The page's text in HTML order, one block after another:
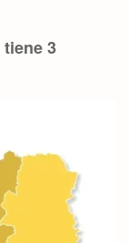
tiene 3